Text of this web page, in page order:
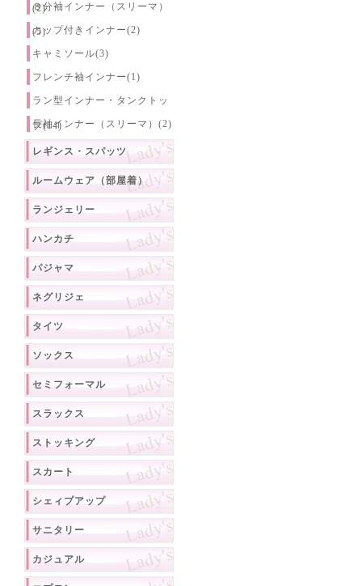
(2)
８分袖インナー（スリーマ）
(5)
カップ付きインナー(2)
キャミソール(3)
フレンチ袖インナー(1)
ラン型インナー・タンクトッ
プ(14)
長袖インナー（スリーマ）(2)
レギンス・スパッツ
ルームウェア（部屋着）
ランジェリー
ハンカチ
パジャマ
ネグリジェ
タイツ
ソックス
セミフォーマル
スラックス
ストッキング
スカート
シェィプアップ
サニタリー
カジュアル